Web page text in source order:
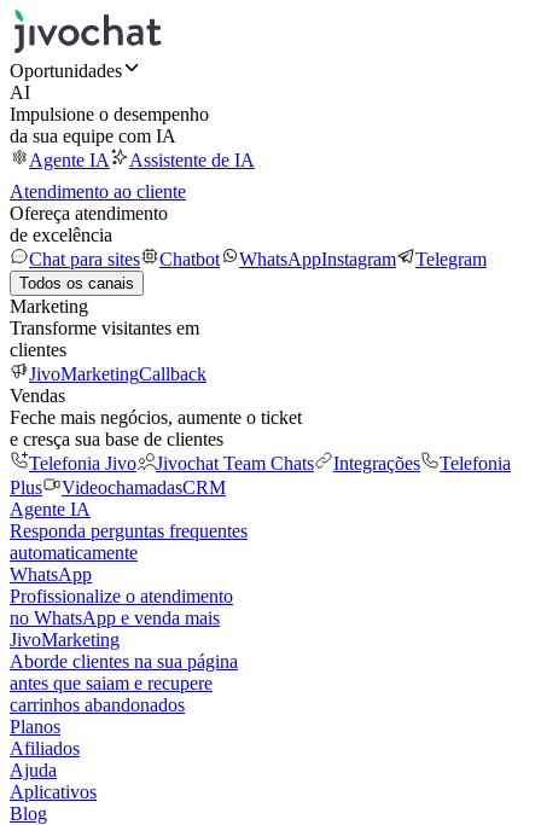
Oportunidades
AI
Impulsione o desempenho
da sua equipe com IA
Agente IA
Assistente de IA
Atendimento ao cliente
Ofereça atendimento
de excelência
Chat para sites
Chatbot WhatsAppInstagram Telegram
Todos os canais
Marketing
Transforme visitantes em
clientes
JivoMarketingCallback
Vendas
Feche mais negócios, aumente o ticket
e cresça sua base de clientes
Telefonia Jivo
Jivochat Team Chats Integrações
Telefonia
Plus
VideochamadasCRM
Agente IA
Responda perguntas frequentes
automaticamente
WhatsApp
Profissionalize o atendimento
no WhatsApp e venda mais
JivoMarketing
Aborde clientes na sua página
antes que saiam e recupere
carrinhos abandonados
Planos
Afiliados
Ajuda
Aplicativos
Blog